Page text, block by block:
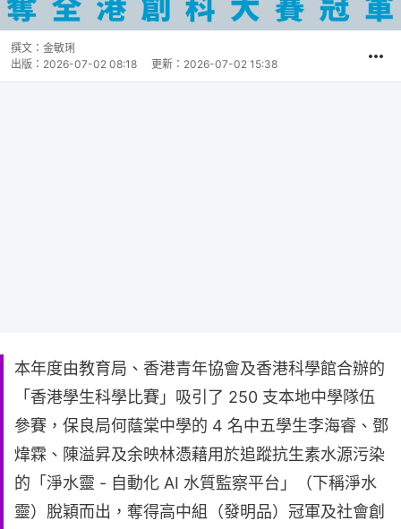
撰文： 金敏琍
出版： 2026-07-02 08:18 更新： 2026-07-02 15:38
本年度由教育局、香港青年協會及香港科學館合辦的
「香港學生科學比賽」吸引了 250 支本地中學隊伍
參賽，保良局何蔭棠中學的 4 名中五學生李海睿、鄧
煒霖、陳溢昇及余映林憑藉用於追蹤抗生素水源污染
的「淨水靈 - 自動化 AI 水質監察平台」（下稱淨水
靈）脫穎而出，奪得高中組（發明品）冠軍及社會創